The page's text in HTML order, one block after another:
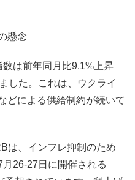
懸念
は前年同月比9.1%上昇
した。これは、ウクライ
どによる供給制約が続いて
は、インフレ抑制のため
26-27日に開催される